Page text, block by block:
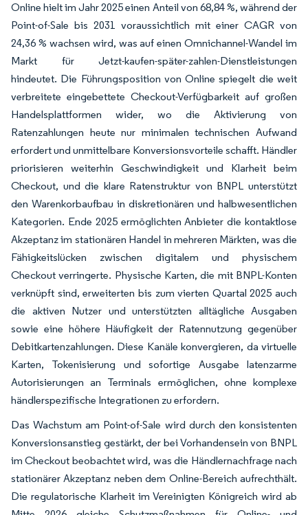
Online hielt im Jahr 2025 einen Anteil von 68,84 %, während der
Point-of-Sale bis 2031 voraussichtlich mit einer CAGR von
24,36 % wachsen wird, was auf einen Omnichannel-Wandel im
Markt für Jetzt-kaufen-später-zahlen-Dienstleistungen
hindeutet. Die Führungsposition von Online spiegelt die weit
verbreitete eingebettete Checkout-Verfügbarkeit auf großen
Handelsplattformen wider, wo die Aktivierung von
Ratenzahlungen heute nur minimalen technischen Aufwand
erfordert und unmittelbare Konversionsvorteile schafft. Händler
priorisieren weiterhin Geschwindigkeit und Klarheit beim
Checkout, und die klare Ratenstruktur von BNPL unterstützt
den Warenkorbaufbau in diskretionären und halbwesentlichen
Kategorien. Ende 2025 ermöglichten Anbieter die kontaktlose
Akzeptanz im stationären Handel in mehreren Märkten, was die
Fähigkeitslücken zwischen digitalem und physischem
Checkout verringerte. Physische Karten, die mit BNPL-Konten
verknüpft sind, erweiterten bis zum vierten Quartal 2025 auch
die aktiven Nutzer und unterstützten alltägliche Ausgaben
sowie eine höhere Häufigkeit der Ratennutzung gegenüber
Debitkartenzahlungen. Diese Kanäle konvergieren, da virtuelle
Karten, Tokenisierung und sofortige Ausgabe latenzarme
Autorisierungen an Terminals ermöglichen, ohne komplexe
händlerspezifische Integrationen zu erfordern.
Das Wachstum am Point-of-Sale wird durch den konsistenten
Konversionsanstieg gestärkt, der bei Vorhandensein von BNPL
im Checkout beobachtet wird, was die Händlernachfrage nach
stationärer Akzeptanz neben dem Online-Bereich aufrechthält.
Die regulatorische Klarheit im Vereinigten Königreich wird ab